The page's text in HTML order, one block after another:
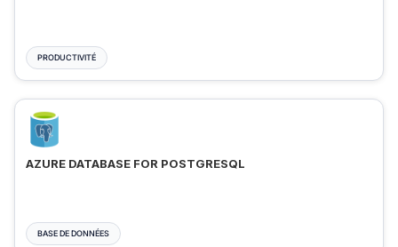
PRODUCTIVITÉ
AZURE DATABASE FOR POSTGRESQL
BASE DE DONNÉES